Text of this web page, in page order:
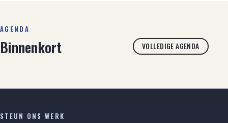
AGENDA
Binnenkort VOLLEDIGE AGENDA
STEUN ONS WERK